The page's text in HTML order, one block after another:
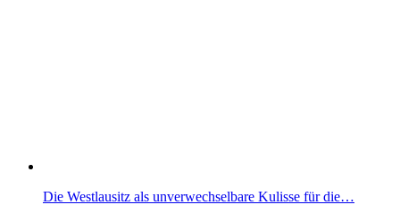
Die Westlausitz als unverwechselbare Kulisse für die…